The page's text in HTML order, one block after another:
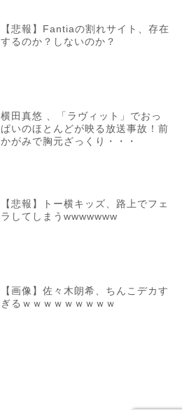
【悲報】Fantiaの割れサイト、存在
するのか？しないのか？
横田真悠 、「ラヴィット」でおっ
ぱいのほとんどが映る放送事故！前
かがみで胸元ざっくり・・・
【悲報】トー横キッズ、路上でフェ
ラしてしまうwwwwwww
【画像】佐々木朗希、ちんこデカす
ぎるｗｗｗｗｗｗｗｗｗ